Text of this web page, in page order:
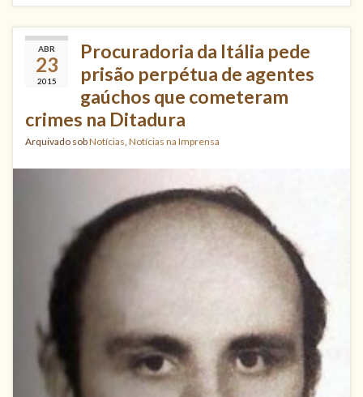
ABR
23
2015
Procuradoria da Itália pede
prisão perpétua de agentes
gaúchos que cometeram
crimes na Ditadura
Arquivado sobNotícias Notícias na Imprensa